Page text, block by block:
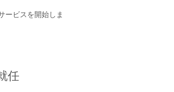
ービスを開始しま
任